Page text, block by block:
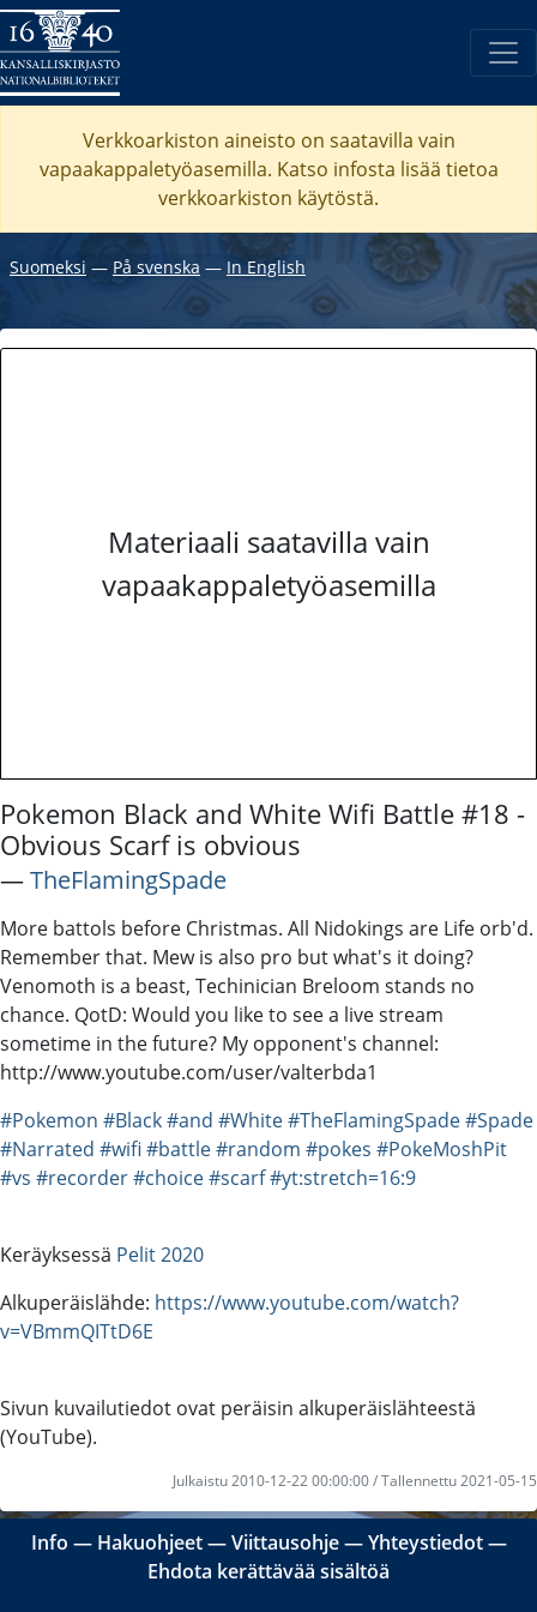
Verkkoarkiston aineisto on saatavilla vain
vapaakappaletyöasemilla. Katso infosta lisää tietoa
verkkoarkiston käytöstä.
Suomeksi ― På svenska ― In English
Materiaali saatavilla vain
vapaakappaletyöasemilla
Pokemon Black and White Wifi Battle #18 -
Obvious Scarf is obvious
―TheFlamingSpade
More battols before Christmas. All Nidokings are Life orb'd.
Remember that. Mew is also pro but what's it doing?
Venomoth is a beast, Techinician Breloom stands no
chance. QotD: Would you like to see a live stream
sometime in the future? My opponent's channel:
http://www.youtube.com/user/valterbda1
#Pokemon #Black#and #White#TheFlamingSpade#Spade
#Narrated #wifi #battle#random #pokes #PokeMoshPit
#vs #recorder#choice#scarf#yt:stretch=16:9
Keräyksessä Pelit 2020
Alkuperäislähde: https://www.youtube.com/watch?
v=VBmmQITtD6E
Sivun kuvailutiedot ovat peräisin alkuperäislähteestä
(YouTube).
Julkaistu 2010-12-22 00:00:00 / Tallennettu 2021-05-15
Info ― Hakuohjeet―Viittausohje―Yhteystiedot―
Ehdota kerättävää sisältöä